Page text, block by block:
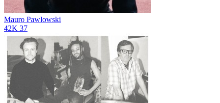
Mauro Pawlowski
42K 37